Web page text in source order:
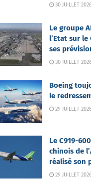
30 JUILLET
Le groupe
l’Etat sur le
ses
30 JUILLET
Boeing
le
29 JUILLET
Le C919-
chinois de
réalisé son
29 JUILLET